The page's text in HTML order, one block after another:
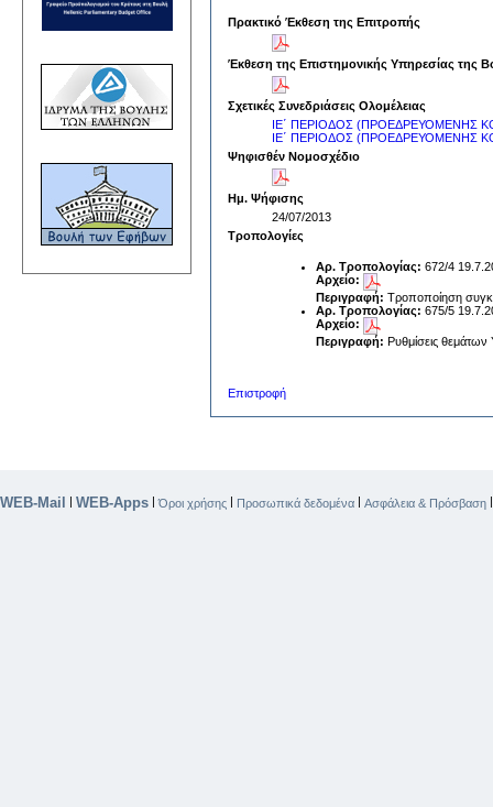
Πρακτικό Έκθεση της Επιτροπής
Έκθεση της Επιστημονικής Υπηρεσίας της
Σχετικές Συνεδριάσεις Ολομέλειας
ΙΕ΄ ΠΕΡΙΟΔΟΣ (ΠΡΟΕΔΡΕΥΟΜΕΝΗΣ
ΙΕ΄ ΠΕΡΙΟΔΟΣ (ΠΡΟΕΔΡΕΥΟΜΕΝΗΣ
Ψηφισθέν Νομοσχέδιο
Ημ. Ψήφισης
24/07/2013
Τροπολογίες
Αρ. Τροπολογίας: 672/4
Αρχείο:
Περιγραφή: Τροποποίηση
Αρ. Τροπολογίας: 675/5
Αρχείο:
Περιγραφή: Ρυθμίσεις θεμάτων
Επιστροφή
WEB-Mail | WEB-Apps |Όροι χρήσης | Προσωπικά δεδομένα | Ασφάλεια & Πρόσβαση